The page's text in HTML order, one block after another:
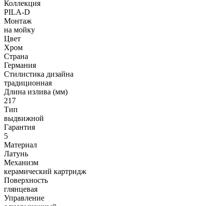
Коллекция
PILA-D
Монтаж
на мойку
Цвет
Хром
Страна
Германия
Стилистика дизайна
традиционная
Длина излива (мм)
217
Тип
выдвижной
Гарантия
5
Материал
Латунь
Механизм
керамический картридж
Поверхность
глянцевая
Управление